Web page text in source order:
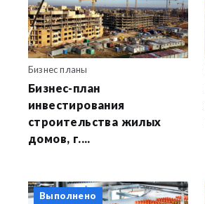
Бизнес планы
Бизнес-план
инвестирования
строительства жилых
домов, г....
Выполнено